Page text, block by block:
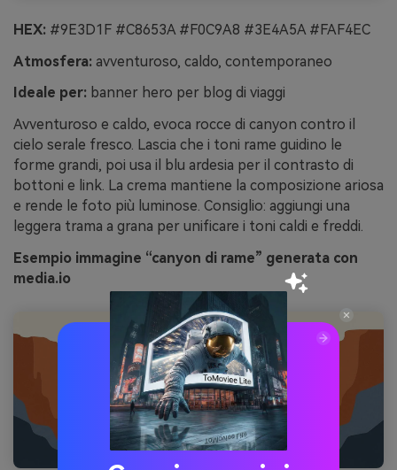
HEX: #9E3D1F #C8653A #F0C9A8 #3E4A5A #FAF4EC
Atmosfera: avventuroso, caldo, contemporaneo
Ideale per: banner hero per blog di viaggi
Avventuroso e caldo, evoca rocce di canyon contro il
cielo serale fresco. Lascia che i toni rame guidino le
forme grandi, poi usa il blu ardesia per il contrasto di
bottoni e link. La crema mantiene la composizione ariosa
e rende le foto più luminose. Consiglio: aggiungi una
leggera trama a grana per unificare i toni caldi e freddi.
Esempio immagine “canyon di rame” generata con
media.io